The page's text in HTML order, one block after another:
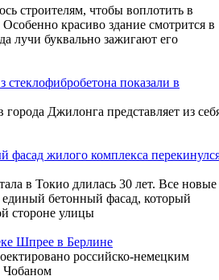
строителям, чтобы воплотить в
красиво здание смотрится в
лучи буквально зажигают его
стеклофибробетона показали в
Джилонга представляет из
фасад жилого комплекса
в Токио длилась 30 лет. Все новые
единый бетонный фасад, который
стороне улицы
Шпрее в Берлине
российско-немецким
Чобаном